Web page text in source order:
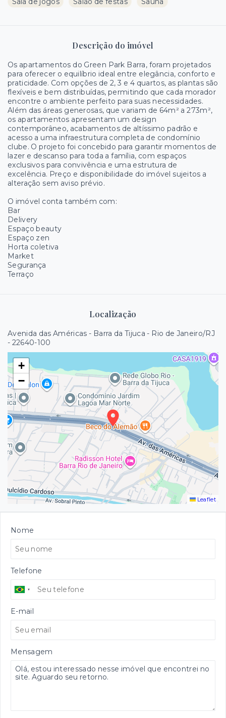
Descrição do imóvel
Os apartamentos do Green Park Barra, foram projetados
para oferecer o equilíbrio ideal entre elegância, conforto e
praticidade. Com opções de 2, 3 e 4 quartos, as plantas são
flexíveis e bem distribuídas, permitindo que cada morador
encontre o ambiente perfeito para suas necessidades.
Além das áreas generosas, que variam de 64m² a 273m²,
os apartamentos apresentam um design
contemporâneo, acabamentos de altíssimo padrão e
acesso a uma infraestrutura completa de condomínio
clube. O projeto foi concebido para garantir momentos de
lazer e descanso para toda a família, com espaços
exclusivos para convivência e uma estrutura de
excelência. Preço e disponibilidade do imóvel sujeitos a
alteração sem aviso prévio.
O imóvel conta também com:
Bar
Delivery
Espaço beauty
Espaço zen
Horta coletiva
Market
Segurança
Terraço
Localização
Avenida das Américas - Barra da Tijuca - Rio de Janeiro/RJ
- 22640-100
+
−
Leaflet
Nome
Telefone
E-mail
Mensagem